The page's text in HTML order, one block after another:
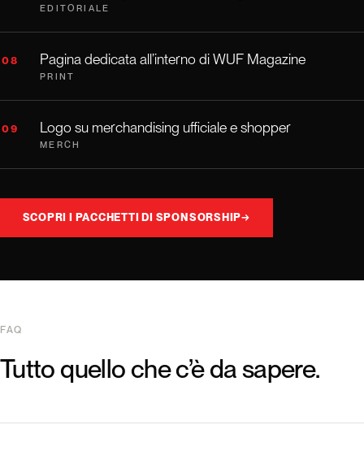
EDITORIALE
08 Pagina dedicata all’interno di WUF Magazine
PRINT
09 Logo su merchandising ufficiale e shopper
MERCH
SCOPRI I PACCHETTI DI SPONSORSHIP→
FAQ
Tutto quello che c’è da sapere.